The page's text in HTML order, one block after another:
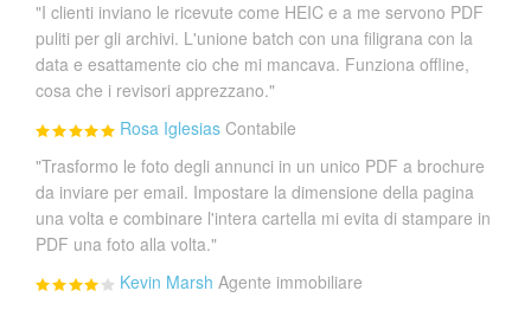
"I clienti inviano le ricevute come HEIC e a me servono PDF
puliti per gli archivi. L'unione batch con una filigrana con la
data e esattamente cio che mi mancava. Funziona offline,
cosa che i revisori apprezzano."
Rosa Iglesias Contabile
"Trasformo le foto degli annunci in un unico PDF a brochure
da inviare per email. Impostare la dimensione della pagina
una volta e combinare l'intera cartella mi evita di stampare in
PDF una foto alla volta."
Kevin Marsh Agente immobiliare